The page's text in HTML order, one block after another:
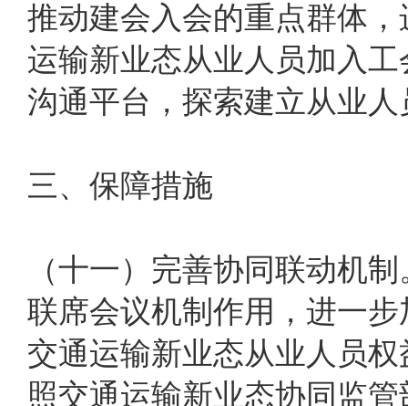
推动建会入会的重点群体
运输新业态从业人员加入
沟通平台，探索建立从业
三、保障措施
（十一）完善协同联动机
联席会议机制作用，进一
交通运输新业态从业人员
照交通运输新业态协同监